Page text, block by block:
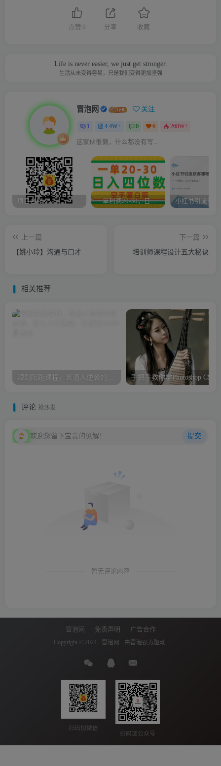
点赞 0 分享 收藏
Life is never easier, we just get stronger.
生活从未变得容易，只是我们变得更加坚强
冒泡网 关注
1 4.4W+ 0 6 268W+
这家伙很懒，什么都没有写...
项目合作 一单利润20-30，日入四位数，空手套白狼，只要做就能赚，简单无套路
上一篇
【姚小玲】沟通与口才
下一篇
培训师课程设计五大秘诀
相关推荐
手把手教你学Photoshop CS6
评论 抢沙发
欢迎您留下宝贵的见解！ 提交
暂无评论内容
冒泡网 免责声明 广告合作
Copyright © 2024 · 冒泡网 · 由 冒泡 强力驱动.
扫码加微信
扫码加公众号